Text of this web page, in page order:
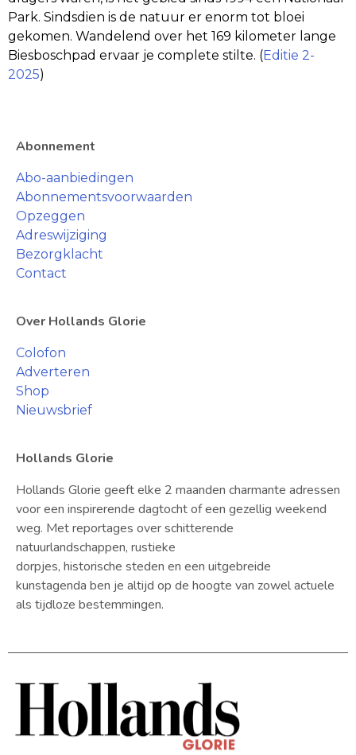
Park. Sindsdien is de natuur er enorm tot bloei
gekomen. Wandelend over het 169 kilometer lange
Biesboschpad ervaar je complete stilte. (Editie 2-
2025)
Abonnement
Abo-aanbiedingen
Abonnementsvoorwaarden
Opzeggen
Adreswijziging
Bezorgklacht
Contact
Over Hollands Glorie
Colofon
Adverteren
Shop
Nieuwsbrief
Hollands Glorie
Hollands Glorie geeft elke 2 maanden charmante adressen
voor een inspirerende dagtocht of een gezellig weekend
weg. Met reportages over schitterende
natuurlandschappen, rustieke
dorpjes, historische steden en een uitgebreide
kunstagenda ben je altijd op de hoogte van zowel actuele
als tijdloze bestemmingen.